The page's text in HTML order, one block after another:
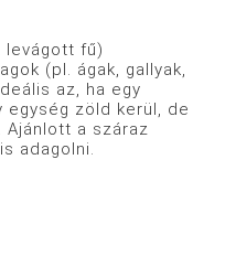
levágott fű)
(pl. ágak, gallyak,
az, ha egy
egység zöld kerül, de
Ajánlott a száraz
adagolni.